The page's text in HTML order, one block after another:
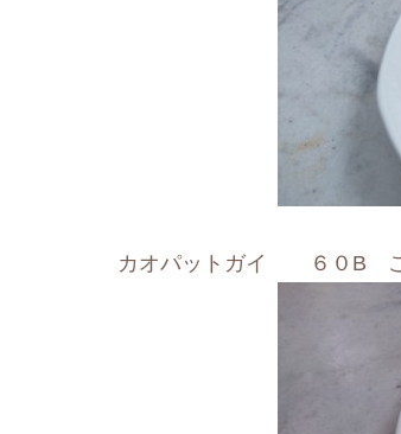
カオパットガイ ６０B こ